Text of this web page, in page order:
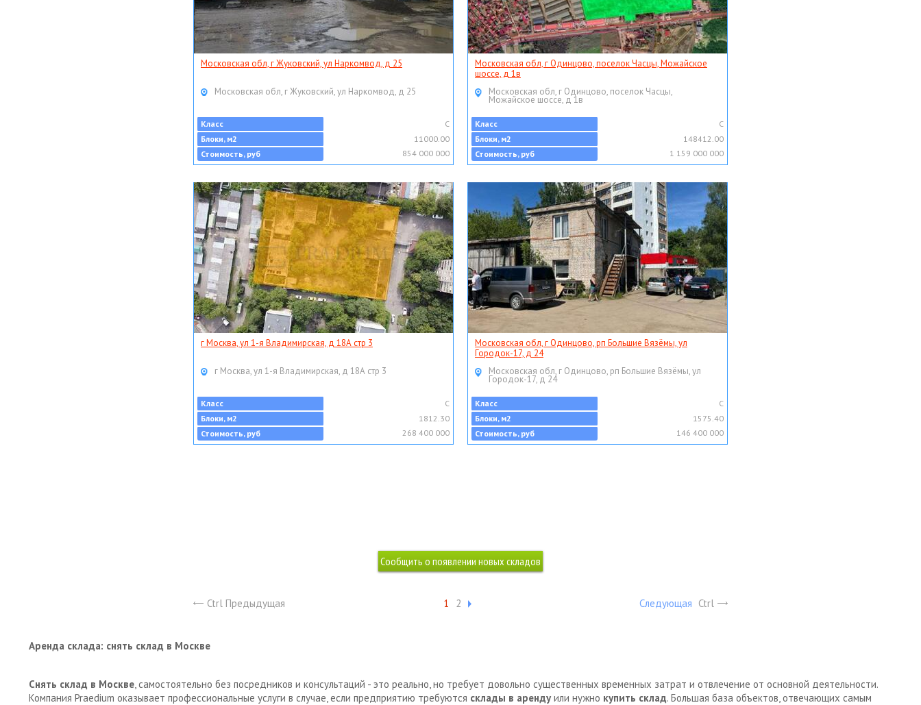
Московская обл, г Жуковский, ул Наркомвод, д 25
Московская обл, г Жуковский, ул Наркомвод, д 25
Класс
C
Блоки, м2
11000.00
Стоимость, руб
854 000 000
Московская обл, г Одинцово, поселок Часцы, Можайское
шоссе, д 1в
Московская обл, г Одинцово, поселок Часцы,
Можайское шоссе, д 1в
Класс
C
Блоки, м2
148412.00
Стоимость, руб
1 159 000 000
г Москва, ул 1-я Владимирская, д 18А стр 3
г Москва, ул 1-я Владимирская, д 18А стр 3
Класс
C
Блоки, м2
1812.30
Стоимость, руб
268 400 000
Московская обл, г Одинцово, рп Большие Вязёмы, ул
Городок-17, д 24
Московская обл, г Одинцово, рп Большие Вязёмы, ул
Городок-17, д 24
Класс
C
Блоки, м2
1575.40
Стоимость, руб
146 400 000
Ctrl Предыдущая 1 2 Следующая Ctrl
Аренда склада: снять склад в Москве
Снять склад в Москве, самостоятельно без посредников и консультаций - это реально, но требует довольно существенных временных затрат и отвлечение от основной деятельности.
Компания Praedium оказывает профессиональные услуги в случае, если предприятию требуются склады в аренду или нужно купить склад. Большая база объектов, отвечающих самым